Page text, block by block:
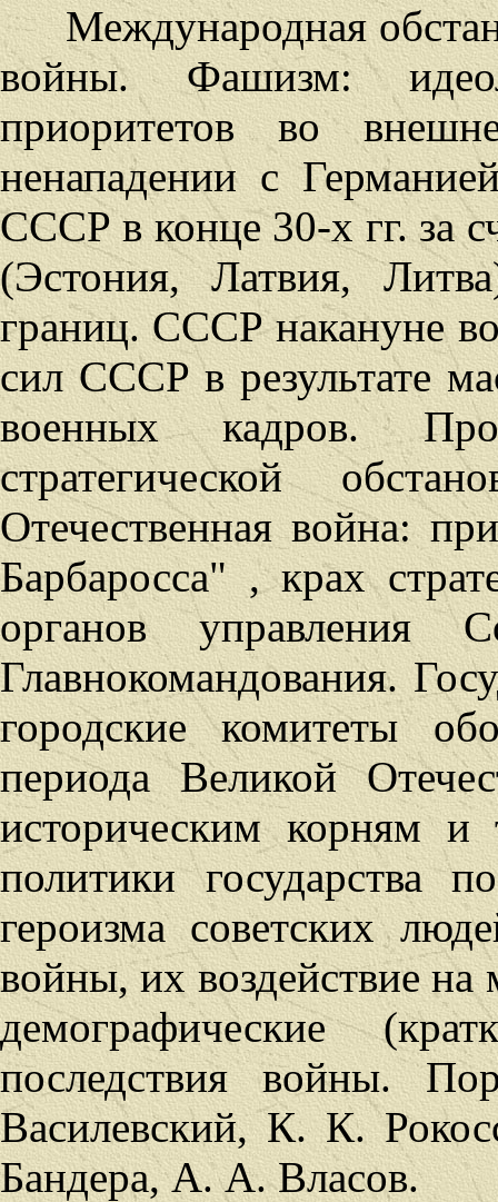
Международная
войны. Фашизм:
приоритетов во
ненападении с
СССР в конце 30-х гг. за
(Эстония, Латвия,
границ.СССР накануне
сил СССР в результате
военных кадров.
стратегической
Отечественная война:
Барбаросса" , крах
органов управления
Главнокомандования.
городские комитеты
периода Великой
историческим корням и
политики государства
героизма советских
войны, их воздействие
демографические
последствия войны.
Василевский, К. К.
Бандера, А. А. Власов.